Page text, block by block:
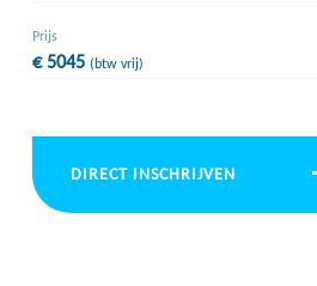
Prijs
€ 5045 (btw vrij)
DIRECT INSCHRIJVEN